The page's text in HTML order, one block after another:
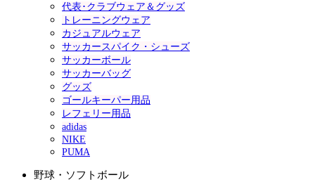
代表･クラブウェア＆グッズ
トレーニングウェア
カジュアルウェア
サッカースパイク・シューズ
サッカーボール
サッカーバッグ
グッズ
ゴールキーパー用品
レフェリー用品
adidas
NIKE
PUMA
野球・ソフトボール